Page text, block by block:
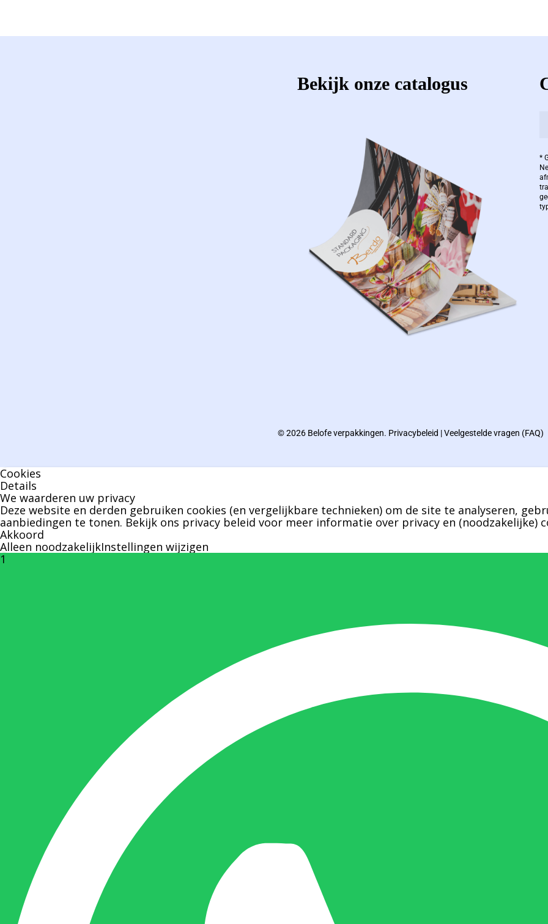
Bekijk onze catalogus
*
© 2026 Belofe verpakkingen. Privacybeleid |Veelgestelde vragen (FAQ)
Cookies
Details
We waarderen uw privacy
Deze website en derden gebruiken cookies (en vergelijkbare technieken) om de site te analyseren,
aanbiedingen te tonen. Bekijk ons privacy beleid voor meer informatie over privacy en (noodzakelijke)
Akkoord
Alleen noodzakelijkInstellingen wijzigen
1